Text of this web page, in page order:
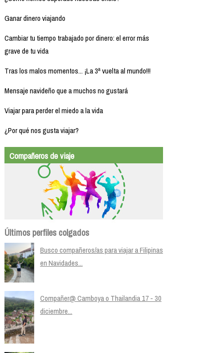
Ganar dinero viajando
Cambiar tu tiempo trabajado por dinero: el error más
grave de tu vida
Tras los malos momentos... ¡La 3ª vuelta al mundo!!!
Mensaje navideño que a muchos no gustará
Viajar para perder el miedo a la vida
¿Por qué nos gusta viajar?
Compañeros de viaje
Últimos perfiles colgados
Busco compañeros/as para viajar a Filipinas
en Navidades...
Compañer@ Camboya o Thailandia 17 - 30
diciembre...